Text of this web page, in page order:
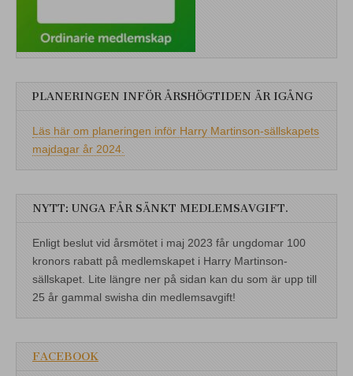
PLANERINGEN INFÖR ÅRSHÖGTIDEN ÄR IGÅNG
Läs här om planeringen inför Harry Martinson-sällskapets
majdagar år 2024.
NYTT: UNGA FÅR SÄNKT MEDLEMSAVGIFT.
Enligt beslut vid årsmötet i maj 2023 får ungdomar 100
kronors rabatt på medlemskapet i Harry Martinson-
sällskapet. Lite längre ner på sidan kan du som är upp till
25 år gammal swisha din medlemsavgift!
FACEBOOK